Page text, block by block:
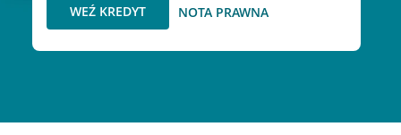
WEŹ KREDYT NOTA PRAWNA